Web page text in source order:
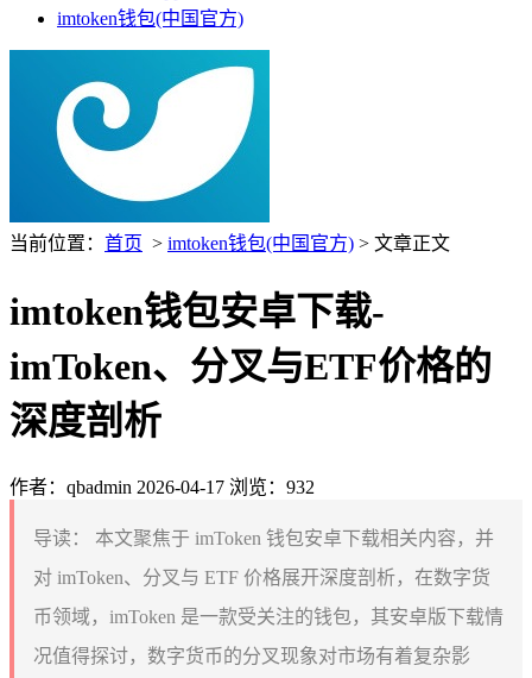
imtoken钱包(中国官方)
当前位置： 首页 > imtoken钱包(中国官方) > 文章正文
imtoken钱包安卓下载-
imToken、分叉与ETF价格的
深度剖析
作者：qbadmin 2026-04-17 浏览：932
导读：
本文聚焦于 imToken 钱包安卓下载相关内容，并
对 imToken、分叉与 ETF 价格展开深度剖析，在数字货
币领域，imToken 是一款受关注的钱包，其安卓版下载情
况值得探讨，数字货币的分叉现象对市场有着复杂影